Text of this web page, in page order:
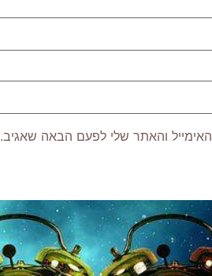
והאתר שלי לפעם הבאה שאגיב.